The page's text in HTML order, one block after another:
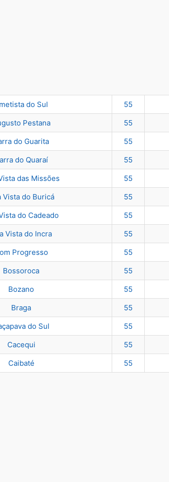
do Sul 55
Pestana
55
do Guarita
55
do Quaraí
55
das Missões
55
Vista do Buricá
55
do Cadeado
55
Vista do Incra
55
Progresso
55
Bossoroca
55
Bozano
55
Braga
55
do Sul
55
Cacequi
55
Caibaté
55